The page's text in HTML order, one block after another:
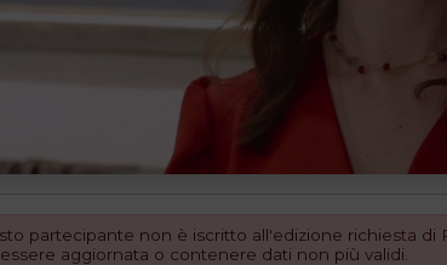
partecipante non è iscritto all'edizione richiesta di
aggiornata o contenere dati non più validi.